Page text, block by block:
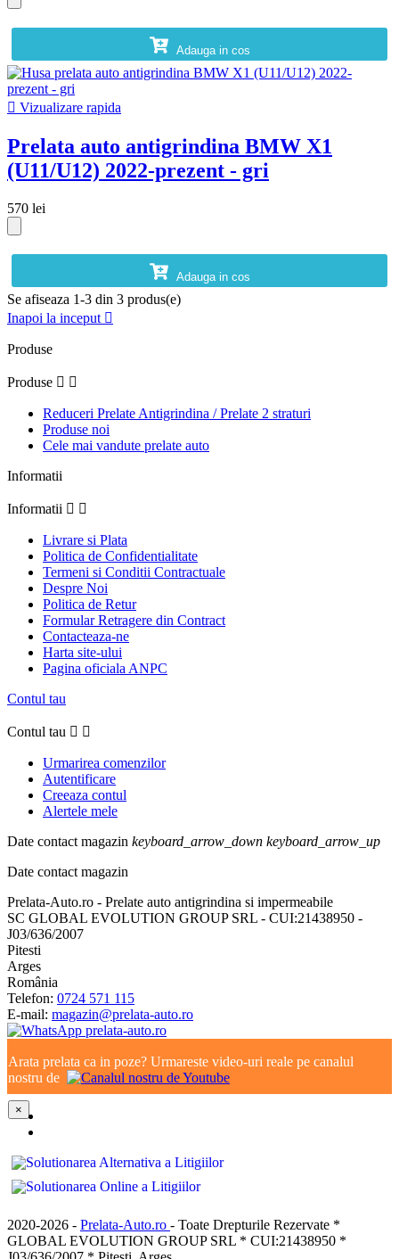
Adauga in cos
 Vizualizare rapida
Prelata auto antigrindina BMW X1
(U11/U12) 2022-prezent - gri
570 lei
Adauga in cos
Se afiseaza 1-3 din 3 produs(e)
Inapoi la inceput 
Produse
Produse  
Reduceri Prelate Antigrindina / Prelate 2 straturi
Produse noi
Cele mai vandute prelate auto
Informatii
Informatii  
Livrare si Plata
Politica de Confidentialitate
Termeni si Conditii Contractuale
Despre Noi
Politica de Retur
Formular Retragere din Contract
Contacteaza-ne
Harta site-ului
Pagina oficiala ANPC
Contul tau
Contul tau  
Urmarirea comenzilor
Autentificare
Creeaza contul
Alertele mele
Date contact magazin keyboard_arrow_down keyboard_arrow_up
Date contact magazin
Prelata-Auto.ro - Prelate auto antigrindina si impermeabile
SC GLOBAL EVOLUTION GROUP SRL - CUI:21438950 -
J03/636/2007
Pitesti
Arges
România
Telefon: 0724 571 115
E-mail: magazin@prelata-auto.ro
Arata prelata ca in poze? Urmareste video-uri reale pe canalul
nostru de
×
2020-2026 - Prelata-Auto.ro - Toate Drepturile Rezervate *
GLOBAL EVOLUTION GROUP SRL * CUI:21438950 *